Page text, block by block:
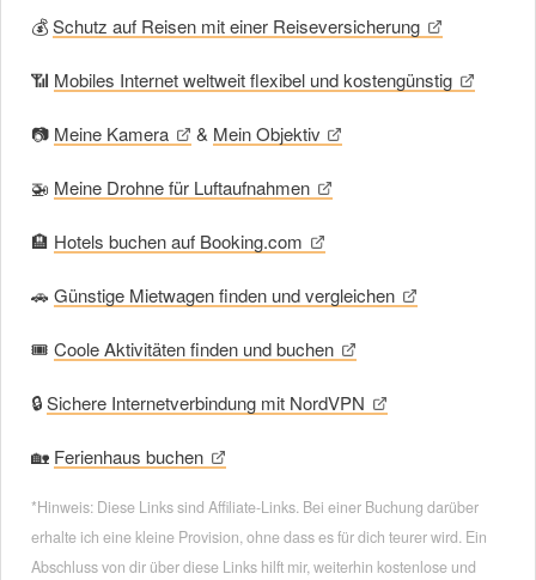
💰Schutz auf Reisen mit einer Reiseversicherung
📶 Mobiles Internet weltweit flexibel und kostengünstig
📷 Meine Kamera & Mein Objektiv
🚁 Meine Drohne für Luftaufnahmen
🏨 Hotels buchen auf Booking.com
🚗 Günstige Mietwagen finden und vergleichen
🎟 Coole Aktivitäten finden und buchen
🔒Sichere Internetverbindung mit NordVPN
🏡 Ferienhaus buchen
*Hinweis: Diese Links sind Affiliate-Links. Bei einer Buchung darüber
erhalte ich eine kleine Provision, ohne dass es für dich teurer wird. Ein
Abschluss von dir über diese Links hilft mir, weiterhin kostenlose und